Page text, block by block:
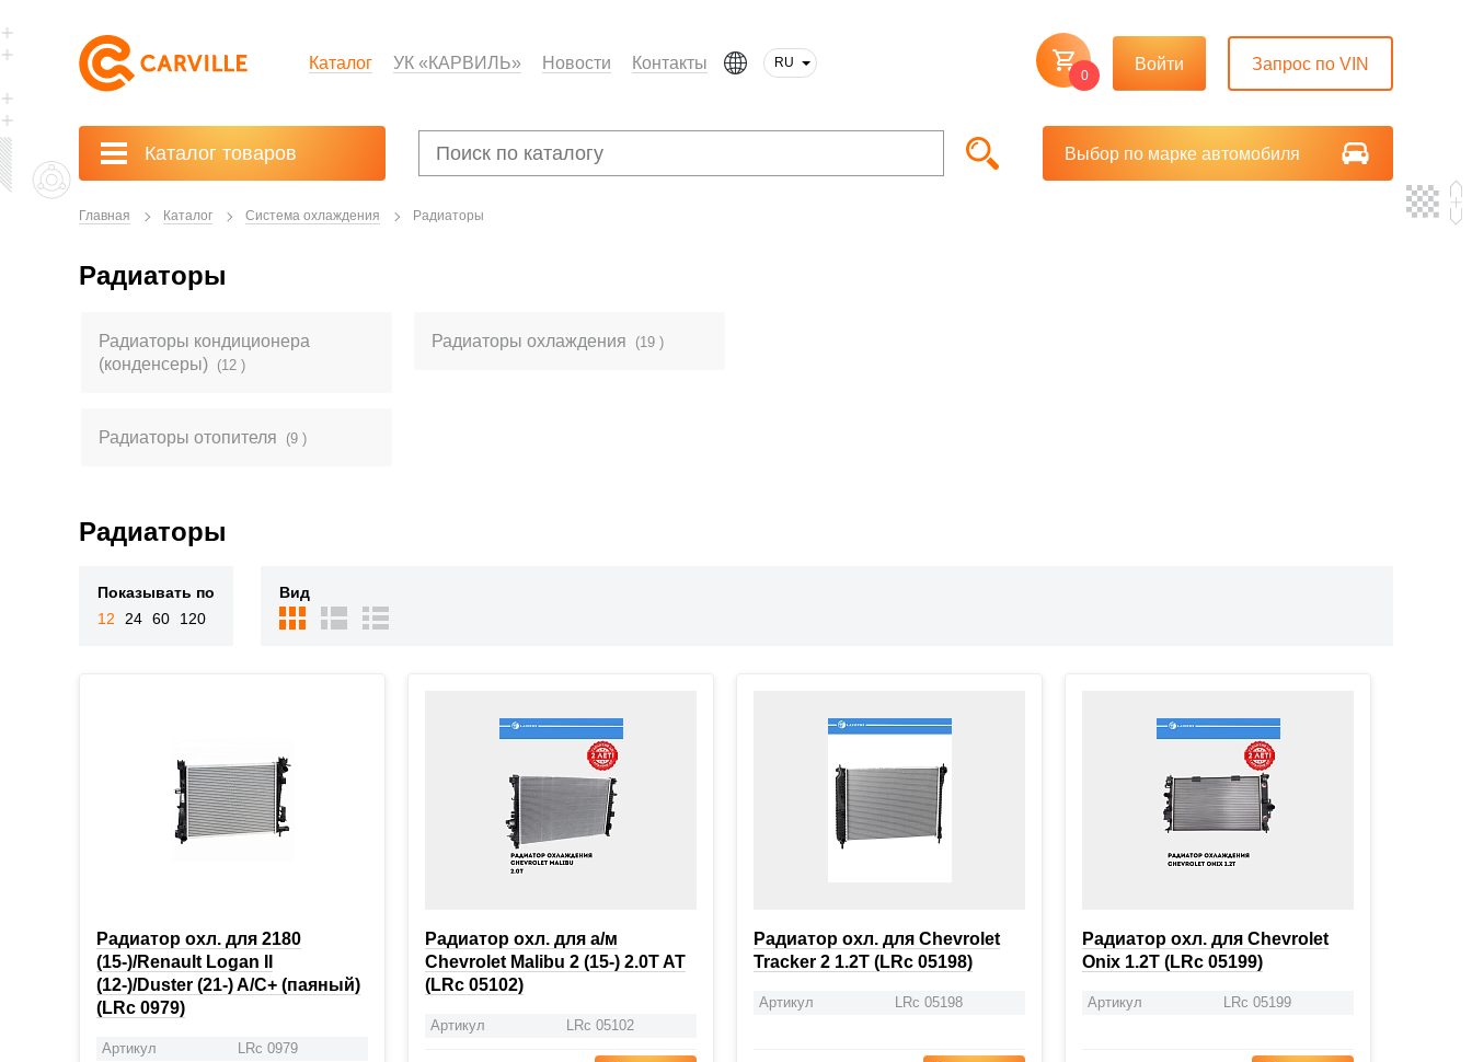
Каталог УК «КАРВИЛЬ» Новости Контакты
RU
0
Войти Запрос по VIN
Каталог товаров Выбор по марке автомобиля
Главная Каталог Система охлаждения Радиаторы
Радиаторы
Радиаторы кондиционера
(конденсеры)
(12 )
Радиаторы отопителя (9 )
Радиаторы охлаждения (19 )
Радиаторы
Показывать по
12
24 60 120
Вид
Радиатор охл. для 2180
(15-)/Renault Logan II
(12-)/Duster (21-) A/C+ (паяный)
(LRc 0979)
Артикул LRc 0979
Радиатор охл. для а/м
Chevrolet Malibu 2 (15-) 2.0T AT
(LRc 05102)
Артикул LRc 05102
Радиатор охл. для Chevrolet
Tracker 2 1.2T (LRc 05198)
Артикул LRc 05198
Радиатор охл. для Chevrolet
Onix 1.2T (LRc 05199)
Артикул LRc 05199